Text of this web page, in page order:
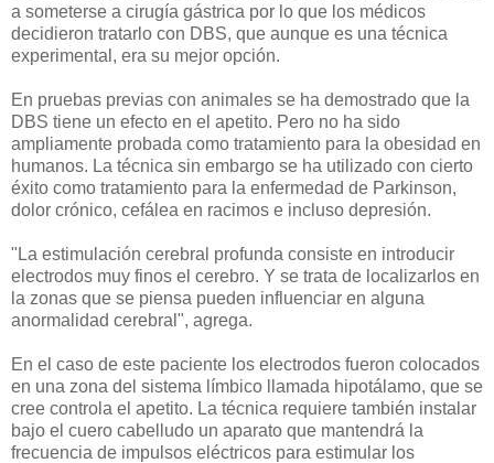
a someterse a cirugía gástrica por lo que los médicos
decidieron tratarlo con DBS, que aunque es una técnica
experimental, era su mejor opción.
En pruebas previas con animales se ha demostrado que la
DBS tiene un efecto en el apetito. Pero no ha sido
ampliamente probada como tratamiento para la obesidad en
humanos. La técnica sin embargo se ha utilizado con cierto
éxito como tratamiento para la enfermedad de Parkinson,
dolor crónico, cefálea en racimos e incluso depresión.
"La estimulación cerebral profunda consiste en introducir
electrodos muy finos el cerebro. Y se trata de localizarlos en
la zonas que se piensa pueden influenciar en alguna
anormalidad cerebral", agrega.
En el caso de este paciente los electrodos fueron colocados
en una zona del sistema límbico llamada hipotálamo, que se
cree controla el apetito. La técnica requiere también instalar
bajo el cuero cabelludo un aparato que mantendrá la
frecuencia de impulsos eléctricos para estimular los